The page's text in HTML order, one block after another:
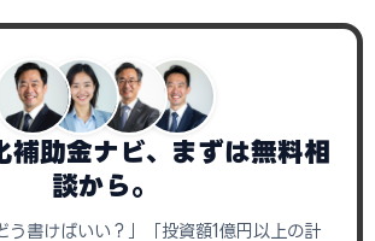
補助金ナビ、まずは無料相
談から。
う書けばいい？」「投資額1億円以上の計